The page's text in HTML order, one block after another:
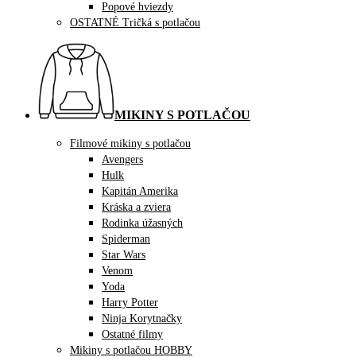
Popové hviezdy
OSTATNÉ Tričká s potlačou
MIKINY S POTLAČOU
Filmové mikiny s potlačou
Avengers
Hulk
Kapitán Amerika
Kráska a zviera
Rodinka úžasných
Spiderman
Star Wars
Venom
Yoda
Harry Potter
Ninja Korytnačky
Ostatné filmy
Mikiny s potlačou HOBBY